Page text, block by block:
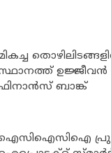
ബാങ്ക്
പ്രു